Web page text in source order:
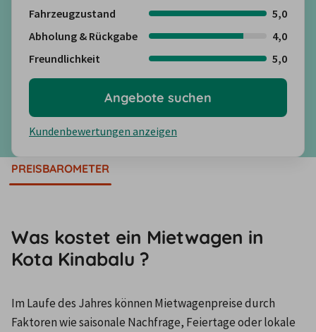
Fahrzeugzustand
5,0
Abholung & Rückgabe
4,0
Freundlichkeit
5,0
Kundenbewertungen anzeigen
Angebote suchen
PREISBAROMETER
Was kostet ein Mietwagen in
Kota Kinabalu ?
Im Laufe des Jahres können Mietwagenpreise durch
Faktoren wie saisonale Nachfrage, Feiertage oder lokale